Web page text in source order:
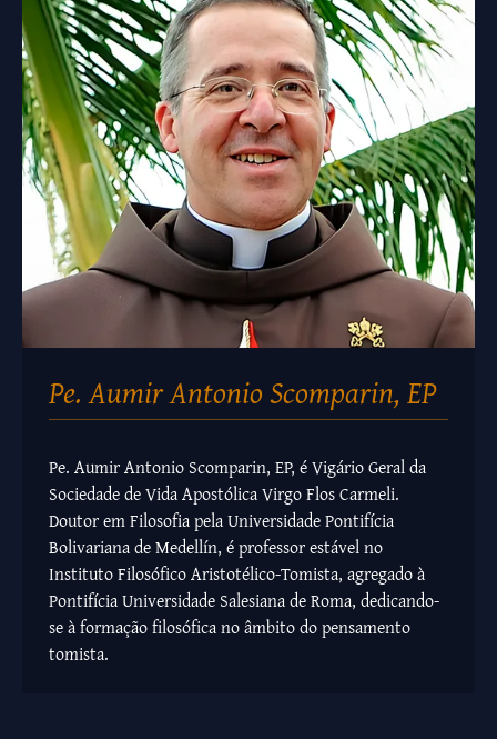
Pe. Aumir Antonio Scomparin, EP
Pe. Aumir Antonio Scomparin, EP, é Vigário Geral da
Sociedade de Vida Apostólica Virgo Flos Carmeli.
Doutor em Filosofia pela Universidade Pontifícia
Bolivariana de Medellín, é professor estável no
Instituto Filosófico Aristotélico-Tomista, agregado à
Pontifícia Universidade Salesiana de Roma, dedicando-
se à formação filosófica no âmbito do pensamento
tomista.